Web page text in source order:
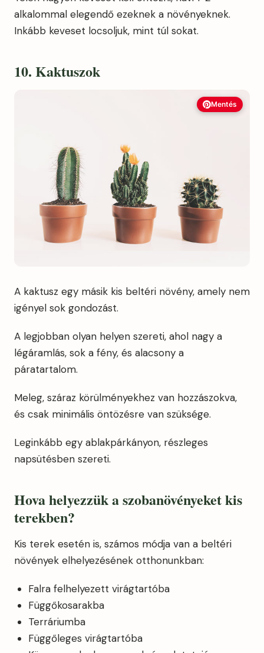
alkalommal elegendő ezeknek a növényeknek.
Inkább keveset locsoljuk, mint túl sokat.
10. Kaktuszok
Mentés
A kaktusz egy másik kis beltéri növény, amely nem
igényel sok gondozást.
A legjobban olyan helyen szereti, ahol nagy a
légáramlás, sok a fény, és alacsony a
páratartalom.
Meleg, száraz körülményekhez van hozzászokva,
és csak minimális öntözésre van szüksége.
Leginkább egy ablakpárkányon, részleges
napsütésben szereti.
Hova helyezzük a szobanövényeket kis
terekben?
Kis terek esetén is, számos módja van a beltéri
növények elhelyezésének otthonunkban:
Falra felhelyezett virágtartóba
Függőkosarakba
Terráriumba
Függőleges virágtartóba